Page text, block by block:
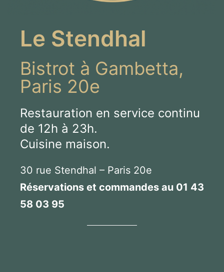
Le Stendhal
Bistrot à Gambetta,
Paris 20e
Restauration en service continu
de 12h à 23h.
Cuisine maison.
30 rue Stendhal – Paris 20e
Réservations et commandes au 01 43
58 03 95